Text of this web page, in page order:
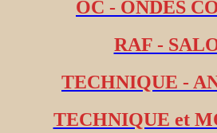
OC - ONDES
RAF -
TECHNIQUE -
TECHNIQUE et